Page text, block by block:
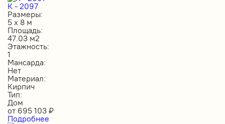
К - 2097
Размеры:
5 х 8 м
Площадь:
47.03 м2
Этажность:
1
Мансарда:
Нет
Материал:
Кирпич
Тип:
Дом
от 695 103 ₽
Подробнее